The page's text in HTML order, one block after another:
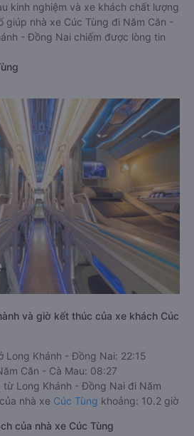
kinh nghiệm và xe khách chất lượng
giúp nhà xe Cúc Tùng đi Năm Căn -
- Đồng Nai chiếm được lòng tin
và giờ kết thúc của xe khách Cúc
Long Khánh - Đồng Nai: 22:15
Căn - Cà Mau: 08:27
từ Long Khánh - Đồng Nai đi Năm
nhà xe Cúc Tùng khoảng: 10.2 giờ
của nhà xe Cúc Tùng